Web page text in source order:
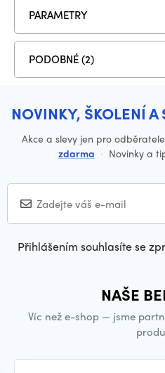
PARAMETRY
PODOBNÉ (2)
NOVINKY, ŠKOLENÍ
Akce a slevy jen pro odběratele
zdarma · Novinky a
Přihlášením souhlasíte se
NAŠE
Víc než e-shop — jsme